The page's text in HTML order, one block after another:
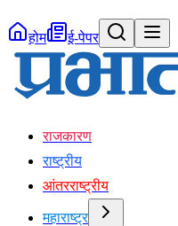
होम ई-पेपर
राजकारण
राष्ट्रीय
आंतरराष्ट्रीय
महाराष्ट्र